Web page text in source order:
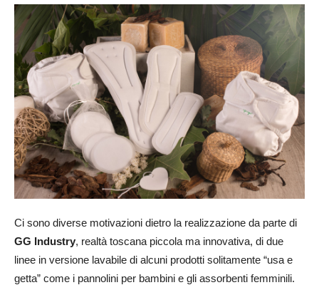
Ci sono diverse motivazioni dietro la realizzazione da parte di
GG Industry, realtà toscana piccola ma innovativa, di due
linee in versione lavabile di alcuni prodotti solitamente “usa e
getta” come i pannolini per bambini e gli assorbenti femminili.